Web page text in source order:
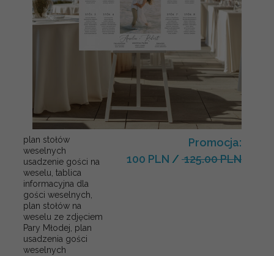
plan stołów
weselnych
usadzenie gości na
weselu, tablica
informacyjna dla
gości weselnych,
plan stołów na
weselu ze zdjęciem
Pary Młodej, plan
usadzenia gości
weselnych
Promocja:
100 PLN / 125.00 PLN